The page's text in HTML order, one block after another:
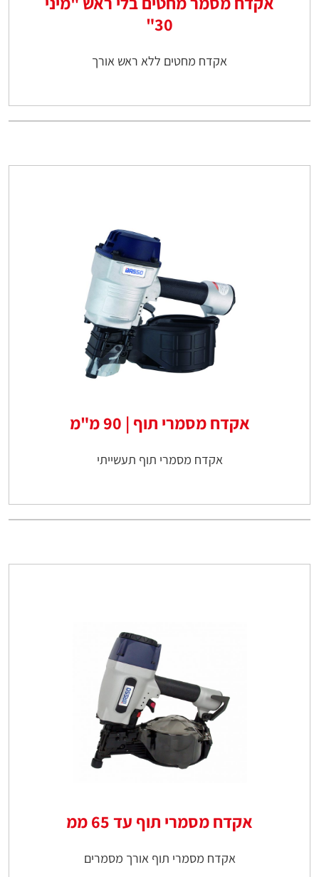
30"
אקדח מחטים ללא ראש אורך
אקדח מסמרי תוף | 90 מ"מ
אקדח מסמרי תוף תעשייתי
אקדח מסמרי תוף עד 65 ממ
אקדח מסמרי תוף אורך מסמרים